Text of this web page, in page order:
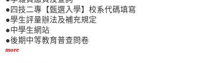
●四技二專【甄選入學】校系代碼填寫
●學生評量辦法及補充規定
●中學生網站
●後期中等教育普查問卷
more